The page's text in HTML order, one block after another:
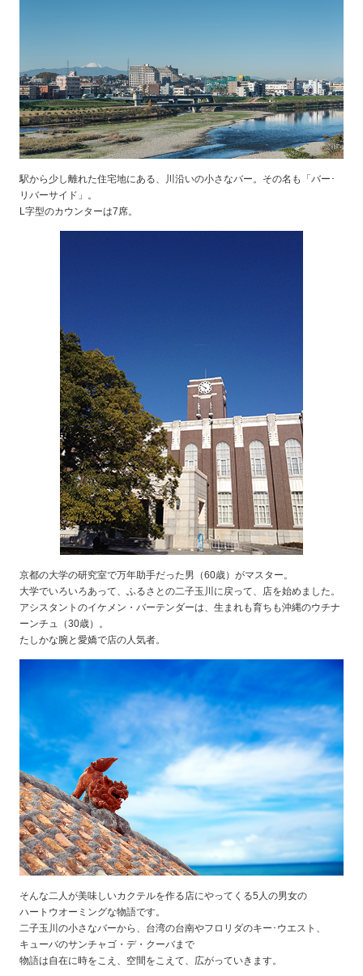
駅から少し離れた住宅地にある、川沿いの小さなバー。その名も「バー･
リバーサイド」。
L字型のカウンターは7席。
京都の大学の研究室で万年助手だった男（60歳）がマスター。
大学でいろいろあって、ふるさとの二子玉川に戻って、店を始めました。
アシスタントのイケメン・バーテンダーは、生まれも育ちも沖縄のウチナ
ーンチュ（30歳）。
たしかな腕と愛嬌で店の人気者。
そんな二人が美味しいカクテルを作る店にやってくる5人の男女の
ハートウオーミングな物語です。
二子玉川の小さなバーから、台湾の台南やフロリダのキー･ウエスト、
キューバのサンチャゴ・デ・クーバまで
物語は自在に時をこえ、空間をこえて、広がっていきます。